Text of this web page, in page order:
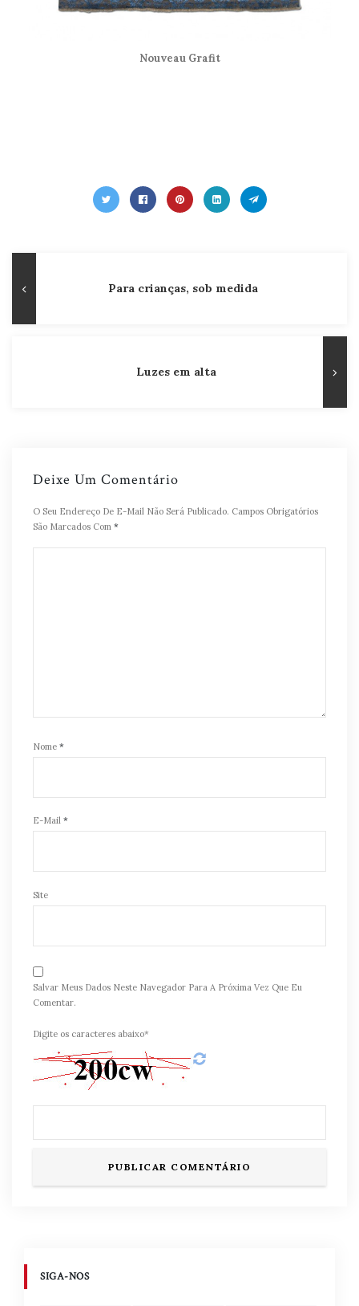
Nouveau Grafit
de
Post
Publicação
Para crianças, sob medida
Luzes em alta
Deixe Um Comentário
O Seu Endereço De E-Mail Não Será Publicado. Campos Obrigatórios
São Marcados Com *
Nome *
E-Mail *
Site
Salvar Meus Dados Neste Navegador Para A Próxima Vez Que Eu
Comentar.
Digite os caracteres abaixo*
SIGA-NOS